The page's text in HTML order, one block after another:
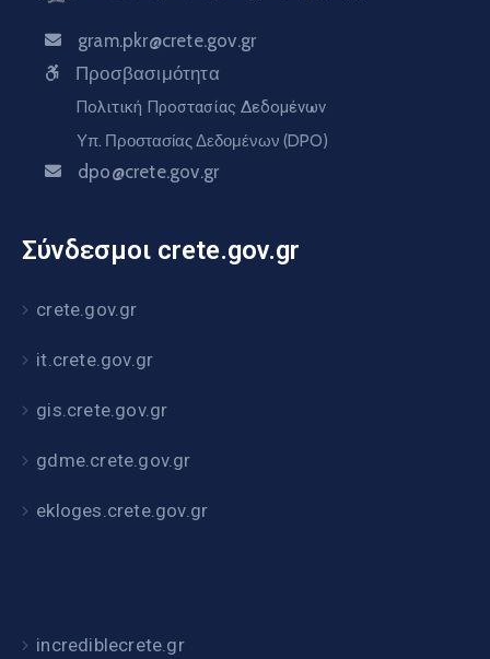
gram.pkr@crete.gov.gr
Προσβασιμότητα
Πολιτική Προστασίας Δεδομένων
Υπ. Προστασίας Δεδομένων (DPO)
dpo@crete.gov.gr
Σύνδεσμοι crete.gov.gr
crete.gov.gr
it.crete.gov.gr
gis.crete.gov.gr
gdme.crete.gov.gr
ekloges.crete.gov.gr
incrediblecrete.gr